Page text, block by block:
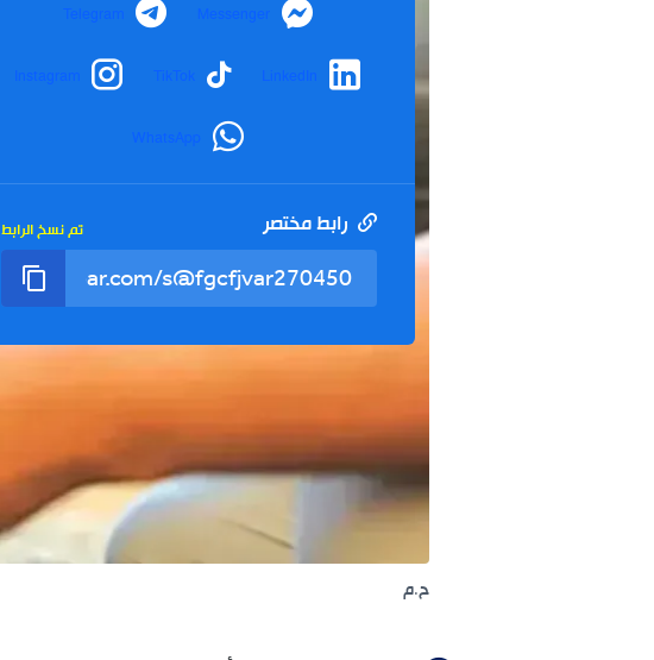
Messenger
Telegram
LinkedIn
TikTok
Instagram
WhatsApp
رابط مختصر تم نسخ الرابط
ح.م